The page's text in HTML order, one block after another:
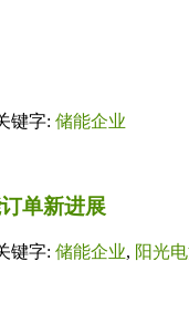
键字: 储能企业
单新进展
键字: 储能企业, 阳光